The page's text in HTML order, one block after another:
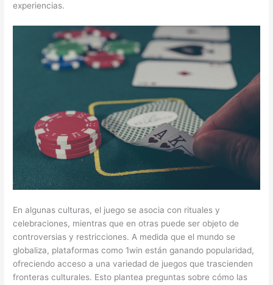
experiencias.
En algunas culturas, el juego se asocia con rituales y
celebraciones, mientras que en otras puede ser objeto de
controversias y restricciones. A medida que el mundo se
globaliza, plataformas como 1win están ganando popularidad,
ofreciendo acceso a una variedad de juegos que trascienden
fronteras culturales. Esto plantea preguntas sobre cómo las